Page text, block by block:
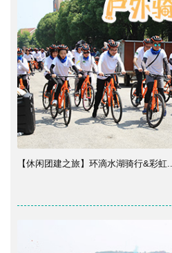
【休闲团建之旅】环滴水湖骑行&彩虹